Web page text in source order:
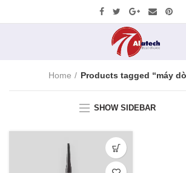
Home Products tagged “máy
SHOW SIDEBAR